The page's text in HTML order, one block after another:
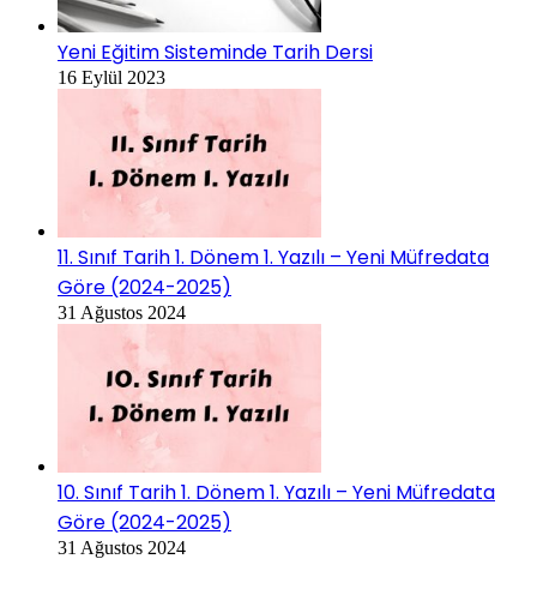
Yeni Eğitim Sisteminde Tarih Dersi
16 Eylül 2023
11. Sınıf Tarih 1. Dönem 1. Yazılı – Yeni Müfredata
Göre (2024-2025)
31 Ağustos 2024
10. Sınıf Tarih 1. Dönem 1. Yazılı – Yeni Müfredata
Göre (2024-2025)
31 Ağustos 2024